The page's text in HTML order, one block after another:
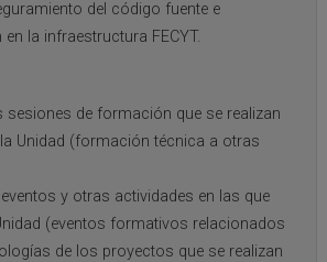
del código fuente e
la infraestructura FECYT.
sesiones de formación que se realizan
Unidad (formación técnica a otras
y otras actividades en las que
(eventos formativos relacionados
de los proyectos que se realizan